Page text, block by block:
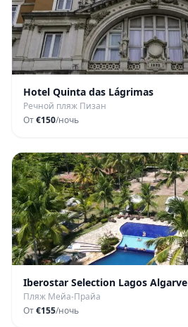
Hotel Quinta das Lágrimas
Речной пляж Пизан
От€150/ночь
Iberostar Selection Lagos Algarve
Пляж Мейа-Прайа
От€155/ночь